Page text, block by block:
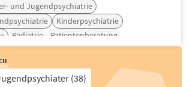
und Jugendpsychiatrie
Kinderpsychiatrie
Pädiatrie
Patientenberatung
(38)